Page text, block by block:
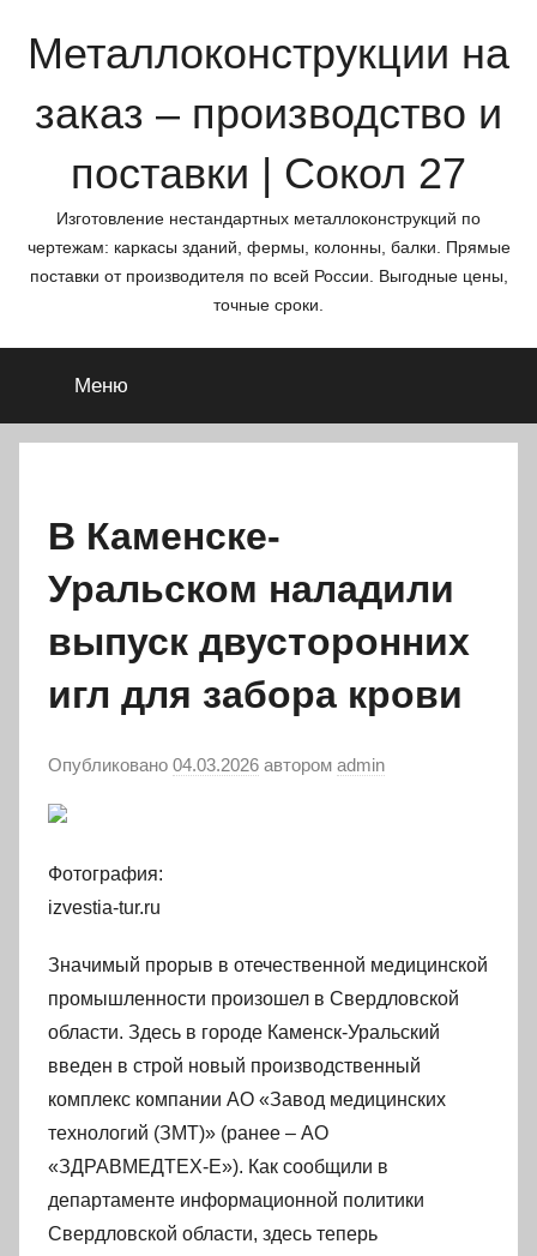
Металлоконструкции на
заказ – производство и
поставки | Сокол 27
Изготовление нестандартных металлоконструкций по
чертежам: каркасы зданий, фермы, колонны, балки. Прямые
поставки от производителя по всей России. Выгодные цены,
точные сроки.
Меню
В Каменске-
Уральском наладили
выпуск двусторонних
игл для забора крови
Опубликовано 04.03.2026 автором admin
Фотография:
izvestia-tur.ru
Значимый прорыв в отечественной медицинской
промышленности произошел в Свердловской
области. Здесь в городе Каменск-Уральский
введен в строй новый производственный
комплекс компании АО «Завод медицинских
технологий (ЗМТ)» (ранее – АО
«ЗДРАВМЕДТЕХ-Е»). Как сообщили в
департаменте информационной политики
Свердловской области, здесь теперь